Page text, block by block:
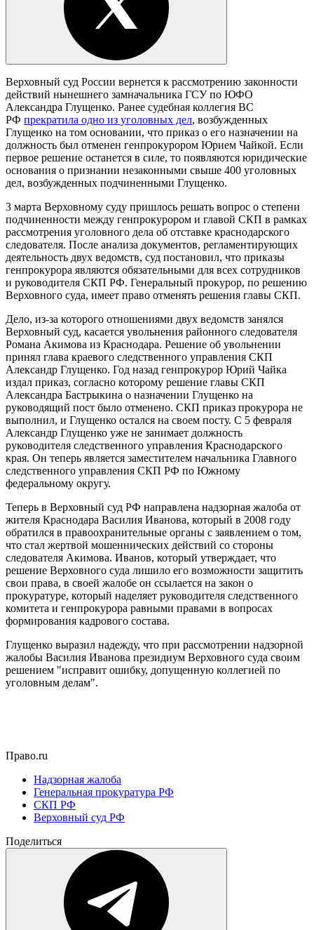
Верховный суд России вернется к рассмотрению законности
действий нынешнего замначальника ГСУ по ЮФО
Александра Глущенко. Ранее судебная коллегия ВС
РФ прекратила одно из уголовных дел, возбужденных
Глущенко на том основании, что приказ о его назначении на
должность был отменен генпрокурором Юрием Чайкой. Если
первое решение останется в силе, то появляются юридические
основания о признании незаконными свыше 400 уголовных
дел, возбужденных подчиненными Глущенко.
3 марта Верховному суду пришлось решать вопрос о степени
подчиненности между генпрокурором и главой СКП в рамках
рассмотрения уголовного дела об отставке краснодарского
следователя. После анализа документов, регламентирующих
деятельность двух ведомств, суд постановил, что приказы
генпрокурора являются обязательными для всех сотрудников
и руководителя СКП РФ. Генеральный прокурор, по решению
Верховного суда, имеет право отменять решения главы СКП.
Дело, из-за которого отношениями двух ведомств занялся
Верховный суд, касается увольнения районного следователя
Романа Акимова из Краснодара. Решение об увольнении
принял глава краевого следственного управления СКП
Александр Глущенко. Год назад генпрокурор Юрий Чайка
издал приказ, согласно которому решение главы СКП
Александра Бастрыкина о назначении Глущенко на
руководящий пост было отменено. СКП приказ прокурора не
выполнил, и Глущенко остался на своем посту. С 5 февраля
Александр Глущенко уже не занимает должность
руководителя следственного управления Краснодарского
края. Он теперь является заместителем начальника Главного
следственного управления СКП РФ по Южному
федеральному округу.
Теперь в Верховный суд РФ направлена надзорная жалоба от
жителя Краснодара Василия Иванова, который в 2008 году
обратился в правоохранительные органы с заявлением о том,
что стал жертвой мошеннических действий со стороны
следователя Акимова. Иванов, который утверждает, что
решение Верховного суда лишило его возможности защитить
свои права, в своей жалобе он ссылается на закон о
прокуратуре, который наделяет руководителя следственного
комитета и генпрокурора равными правами в вопросах
формирования кадрового состава.
Глущенко выразил надежду, что при рассмотрении надзорной
жалобы Василия Иванова президиум Верховного суда своим
решением "исправит ошибку, допущенную коллегией по
уголовным делам".
Право.ru
Надзорная жалоба
Генеральная прокуратура РФ
СКП РФ
Верховный суд РФ
Поделиться